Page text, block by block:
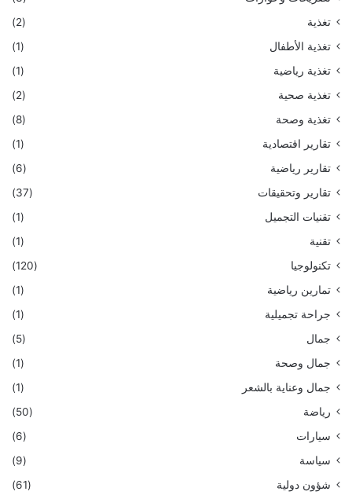
تغذية
(2)
تغذية الأطفال
(1)
تغذية رياضية
(1)
تغذية صحية
(2)
تغذية وصحة
(8)
تقارير اقتصادية
(1)
تقارير رياضية
(6)
تقارير وتحقيقات
(37)
تقنيات التجميل
(1)
تقنية
(1)
تكنولوجيا
(120)
تمارين رياضية
(1)
جراحة تجميلية
(1)
جمال
(5)
جمال وصحة
(1)
جمال وعناية بالشعر
(1)
رياضة
(50)
سيارات
(6)
سياسة
(9)
شؤون دولية
(61)